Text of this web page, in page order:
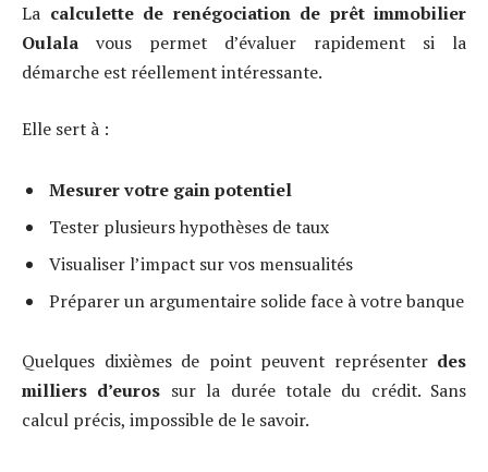
La calculette de renégociation de prêt immobilier
Oulala vous permet d’évaluer rapidement si la
démarche est réellement intéressante.
Elle sert à :
Mesurer votre gain potentiel
Tester plusieurs hypothèses de taux
Visualiser l’impact sur vos mensualités
Préparer un argumentaire solide face à votre banque
Quelques dixièmes de point peuvent représenter des
milliers d’euros sur la durée totale du crédit. Sans
calcul précis, impossible de le savoir.